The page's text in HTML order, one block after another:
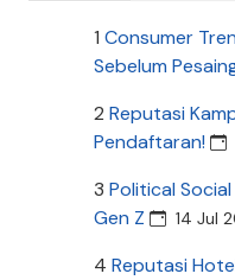
1 Consumer
Sebelum
2 Reputasi
Pendaftaran!
3 Political
Gen Z
14 Jul
4 Reputasi